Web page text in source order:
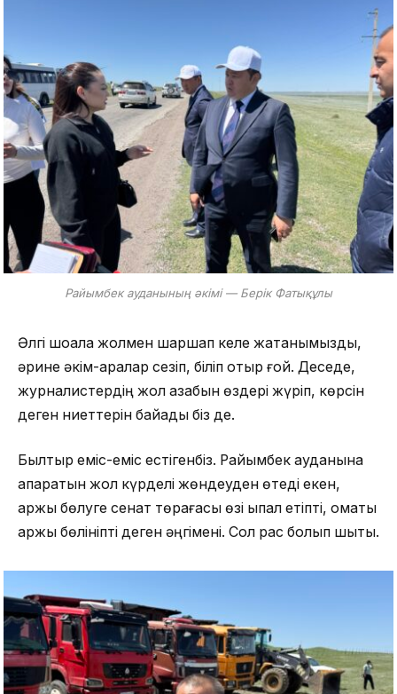
Райымбек ауданының әкімі — Берік Фатықұлы
Әлгі шоқалақ жолмен шаршап келе жатқанымызды,
әрине әкім-қаралар сезіп, біліп отыр ғой. Деседе,
журналистердің жол азабын өздері жүріп, көрсін
деген ниеттерін байқадық біз де.
Былтыр еміс-еміс естігенбіз. Райымбек ауданына
апаратын жол күрделі жөндеуден өтеді екен,
қаржы бөлуге сенат төрағасы өзі ықпал етіпті, қомақты
қаржы бөлініпті деген әңгімені. Сол рас болып шықты.